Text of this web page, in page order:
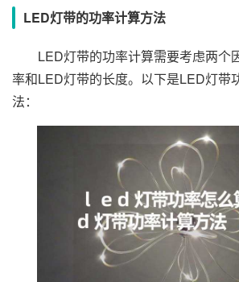
LED灯带的功率计算方法
LED灯带的功率计算需要考虑两个
率和LED灯带的长度。以下是LED灯带
法：